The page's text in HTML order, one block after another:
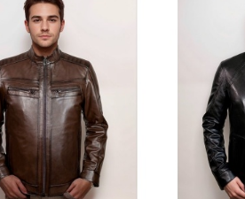
FAVORILERE EKLE
ÜRÜN İNCELE